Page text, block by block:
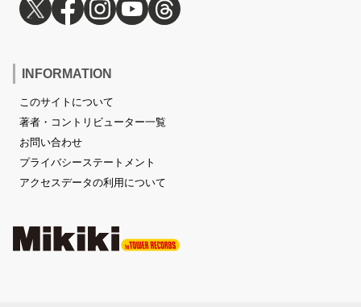
INFORMATION
このサイトについて
著者・コントリビューター一覧
お問い合わせ
プライバシーステートメント
アクセスデータの利用について